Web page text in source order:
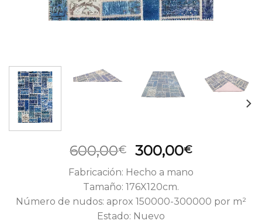
600,00€
El
precio
original
era:
600,00€.
300,00€El
actual
300,00€.
Fabricación: Hecho a mano
Tamaño: 176X120cm.
Número de nudos: aprox 150000-300000 por m²
Estado: Nuevo